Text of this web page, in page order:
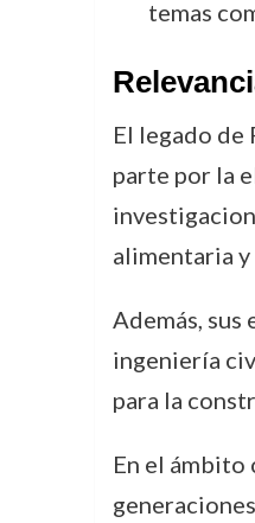
temas
El legado de
parte por la
alimentaria
Además,
ingeniería
para la
En el ámbito